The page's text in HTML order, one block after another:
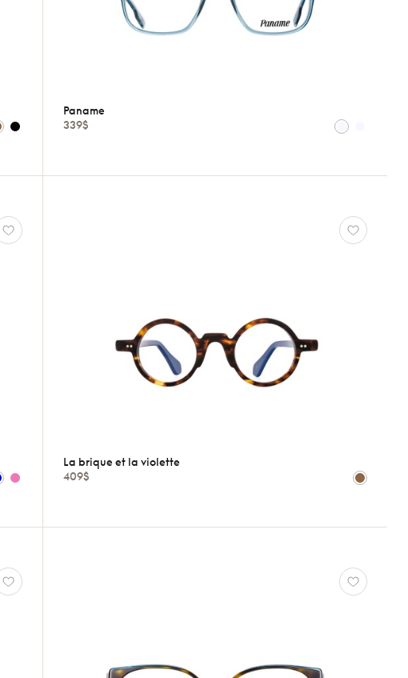
Paname
339$
La brique et la violette
409$